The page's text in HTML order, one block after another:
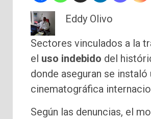
Eddy Olivo
Sectores vinculados a la
el uso indebido del
donde aseguran se
cinematográfica
Según las denuncias, el